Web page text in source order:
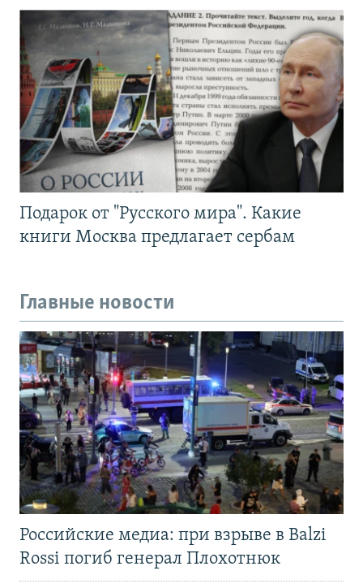
Подарок от "Русского мира". Какие
книги Москва предлагает сербам
Главные новости
Российские медиа: при взрыве в Balzi
Rossi погиб генерал Плохотнюк